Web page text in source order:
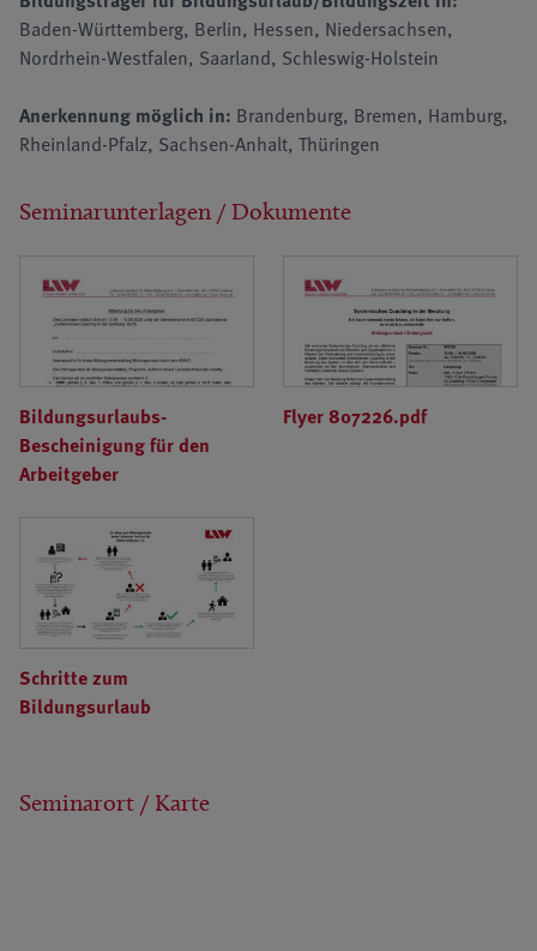
Baden-Württemberg, Berlin, Hessen, Niedersachsen,
Nordrhein-Westfalen, Saarland, Schleswig-Holstein
Anerkennung möglich in: Brandenburg, Bremen, Hamburg,
Rheinland-Pfalz, Sachsen-Anhalt, Thüringen
Seminarunterlagen / Dokumente
Bildungsurlaubs-
Bescheinigung für den
Arbeitgeber
Flyer 807226.pdf
Schritte zum
Bildungsurlaub
Seminarort / Karte